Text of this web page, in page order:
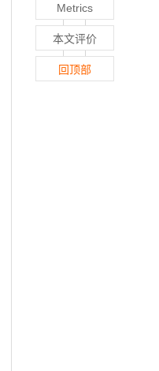
Metrics
本文评价
回顶部